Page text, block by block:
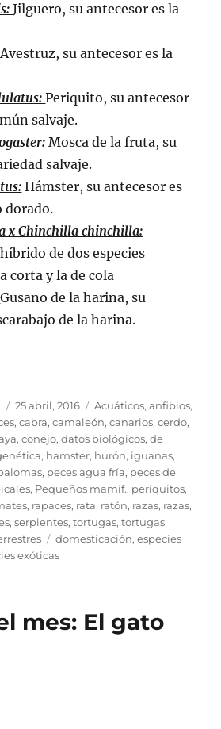
Jilguero, su antecesor es la
Avestruz, su antecesor es la
Periquito, su antecesor
salvaje.
Mosca de la fruta, su
salvaje.
Hámster, su antecesor es
dorado.
x Chinchilla chinchilla:
de dos especies
corta y la de cola
Gusano de la harina, su
de la harina.
Publicado
el
25 abril, 2016 Categorías
Acuáticos,anfibios,
,cabra,camaleón,canarios,cerdo,
,conejo,datos biológicos,de
, hamster, hurón, iguanas,
, peces agua fría, peces de
, Pequeños mamíf., periquitos,
, rapaces, rata, ratón, razas, razas,
,serpientes,tortugas,tortugas
Etiquetas
domesticación,especies
exóticas
mes: El gato